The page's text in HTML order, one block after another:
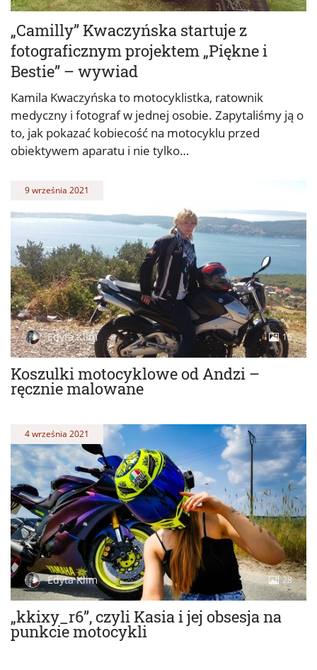
„Camilly” Kwaczyńska startuje z
fotograficznym projektem „Piękne i
Bestie” – wywiad
Kamila Kwaczyńska to motocyklistka, ratownik
medyczny i fotograf w jednej osobie. Zapytaliśmy ją o
to, jak pokazać kobiecość na motocyklu przed
obiektywem aparatu i nie tylko…
Koszulki motocyklowe od Andzi –
ręcznie malowane
9 września 2021
Edyta Klim 15
„kkixy_r6”, czyli Kasia i jej obsesja na
punkcie motocykli
4 września 2021
Edyta Klim 28